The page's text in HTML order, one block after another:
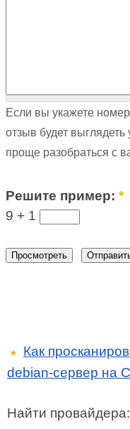
Если вы укажете
отзыв будет
проще разобраться с
Решите пример:*
9 + 1
★
Как
debian-сервер на
Найти провайдера: